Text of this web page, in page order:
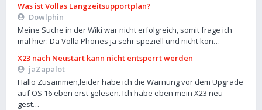
Was ist Vollas Langzeitsupportplan?
Dowlphin
Meine Suche in der Wiki war nicht erfolgreich, somit frage ich
mal hier: Da Volla Phones ja sehr speziell und nicht kon…
X23 nach Neustart kann nicht entsperrt werden
jaZapalot
Hallo Zusammen,leider habe ich die Warnung vor dem Upgrade
auf OS 16 eben erst gelesen. Ich habe eben mein X23 neu
gest…